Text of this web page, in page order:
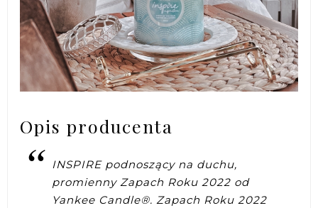
Opis producenta
INSPIRE podnoszący na duchu,
promienny Zapach Roku 2022 od
Yankee Candle®. Zapach Roku 2022